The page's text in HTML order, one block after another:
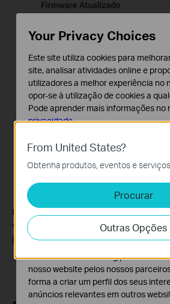
Para saber mais detalhes de cada
visite o
Support Center para
produto.
From United States?
Obtenha produtos, eventos e serviços
Procurar
Outras Opções
Your Privacy Choices
Este site utiliza cookies para
site, analisar atividades online e
utilizadores a melhor experiência no
opor-se à utilização de cookies a
Pode aprender mais informações no
privacidade.
Cookies Básicos
Os cookies são necessários para o
website e não podem ser
Cookies de Análise e Marketing
Os cookies de analise permite-nos
atividades no nosso website para
funcionalidade do nosso website.
O cookies de marketing podem ser
nosso website pelos nossos
forma a criar um perfil dos seus
anúncios relevantes em outros